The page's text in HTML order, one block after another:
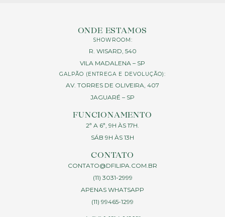
ONDE ESTAMOS
SHOWROOM:
R. WISARD, 540
VILA MADALENA – SP
GALPÃO (ENTREGA E DEVOLUÇÃO):
AV. TORRES DE OLIVEIRA, 407
JAGUARÉ – SP
FUNCIONAMENTO
2ª A 6ª, 9H ÀS 17H.
SÁB 9H ÀS 13H
CONTATO
CONTATO@DFILIPA.COM.BR
(11) 3031-2999
APENAS WHATSAPP
(11) 99465-1299